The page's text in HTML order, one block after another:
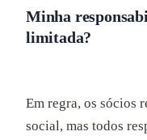
Minha
limitada?
Em regra, os sócios
social, mas todos